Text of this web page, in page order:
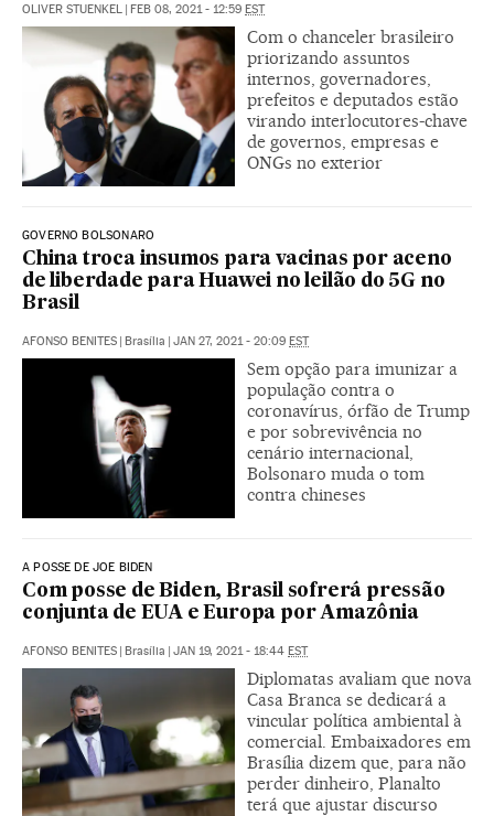
OLIVER STUENKEL | FEB 08, 2021 - 12:59 EST
Com o chanceler brasileiro
priorizando assuntos
internos, governadores,
prefeitos e deputados estão
virando interlocutores-chave
de governos, empresas e
ONGs no exterior
GOVERNO BOLSONARO
China troca insumos para vacinas por aceno
de liberdade para Huawei no leilão do 5G no
Brasil
AFONSO BENITES | Brasília | JAN 27, 2021 - 20:09 EST
Sem opção para imunizar a
população contra o
coronavírus, órfão de Trump
e por sobrevivência no
cenário internacional,
Bolsonaro muda o tom
contra chineses
A POSSE DE JOE BIDEN
Com posse de Biden, Brasil sofrerá pressão
conjunta de EUA e Europa por Amazônia
AFONSO BENITES | Brasília | JAN 19, 2021 - 18:44 EST
Diplomatas avaliam que nova
Casa Branca se dedicará a
vincular política ambiental à
comercial. Embaixadores em
Brasília dizem que, para não
perder dinheiro, Planalto
terá que ajustar discurso